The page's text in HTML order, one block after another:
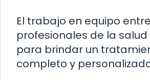
El trabajo en equipo
profesionales de la salud
para brindar un
completo y